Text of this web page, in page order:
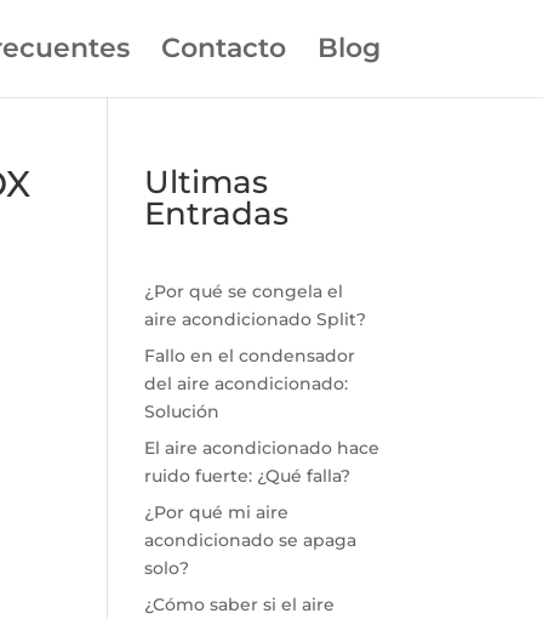
Contacto Blog
Ultimas
Entradas
¿Por qué se congela el
aire acondicionado Split?
Fallo en el condensador
del aire acondicionado:
Solución
El aire acondicionado hace
ruido fuerte: ¿Qué falla?
¿Por qué mi aire
acondicionado se apaga
solo?
¿Cómo saber si el aire